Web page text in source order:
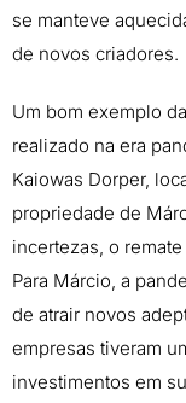
se manteve
de novos criadores.
Um bom exemplo
realizado na era
Kaiowas Dorper,
propriedade de
incertezas, o
Para Márcio, a
de atrair novos
empresas tiveram
investimentos em